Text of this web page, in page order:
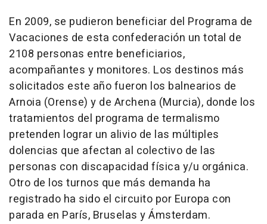
En 2009, se pudieron beneficiar del Programa de
Vacaciones de esta confederación un total de
2108 personas entre beneficiarios,
acompañantes y monitores. Los destinos más
solicitados este año fueron los balnearios de
Arnoia (Orense) y de Archena (Murcia), donde los
tratamientos del programa de termalismo
pretenden lograr un alivio de las múltiples
dolencias que afectan al colectivo de las
personas con discapacidad física y/u orgánica.
Otro de los turnos que más demanda ha
registrado ha sido el circuito por Europa con
parada en París, Bruselas y Ámsterdam.